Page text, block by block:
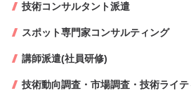
技術コンサルタント派遣
スポット専門家コンサルティング
講師派遣(社員研修)
技術動向調査・市場調査・技術ライ